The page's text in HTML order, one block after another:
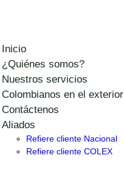
Inicio
¿Quiénes somos?
Nuestros servicios
Colombianos en el exterior
Contáctenos
Aliados
Refiere cliente Nacional
Refiere cliente COLEX